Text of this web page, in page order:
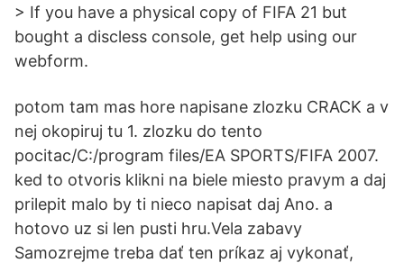
> If you have a physical copy of FIFA 21 but
bought a discless console, get help using our
webform.
potom tam mas hore napisane zlozku CRACK a v
nej okopiruj tu 1. zlozku do tento
pocitac/C:/program files/EA SPORTS/FIFA 2007.
ked to otvoris klikni na biele miesto pravym a daj
prilepit malo by ti nieco napisat daj Ano. a
hotovo uz si len pusti hru.Vela zabavy
Samozrejme treba dať ten príkaz aj vykonať,